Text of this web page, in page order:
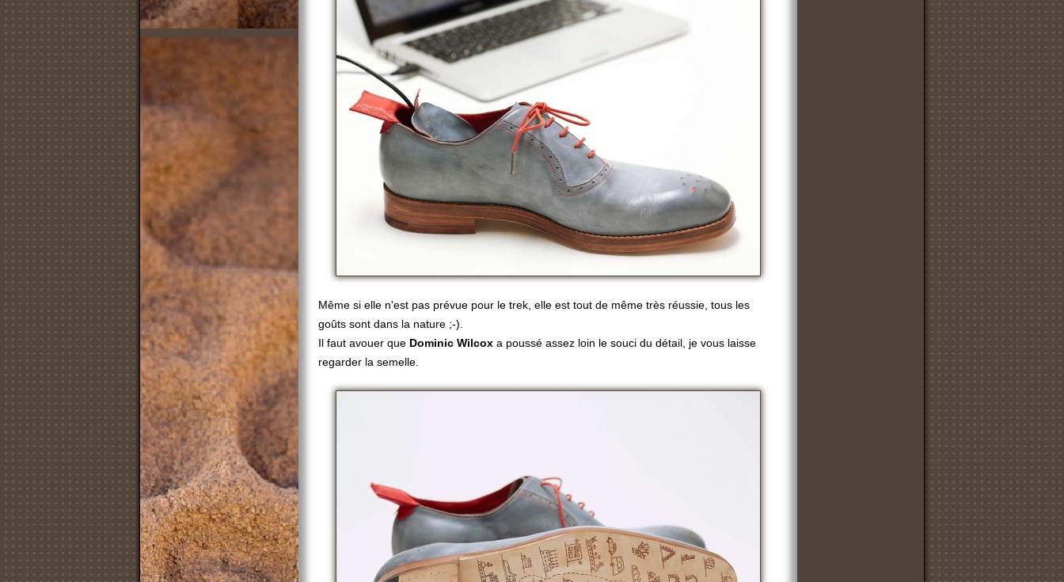
Même si elle n'est pas prévue pour le trek, elle est tout de même très réussie, tous les
goûts sont dans la nature ;-).
Il faut avouer que Dominic Wilcox a poussé assez loin le souci du détail, je vous laisse
regarder la semelle.